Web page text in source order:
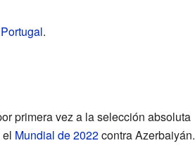
.
primera vez a la selección absoluta
Mundial de 2022contra Azerbaiyán.